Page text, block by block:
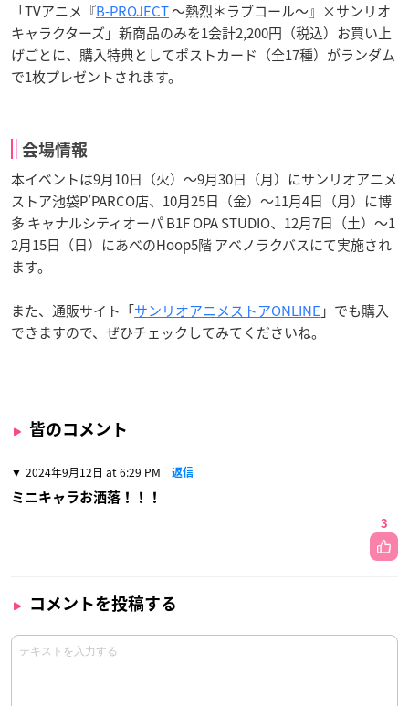
「TVアニメ『B-PROJECT～熱烈＊ラブコール～』×サンリオ
キャラクターズ」新商品のみを1会計2,200円（税込）お買い上
げごとに、購入特典としてポストカード（全17種）がランダム
で1枚プレゼントされます。
会場情報
本イベントは9月10日（火）～9月30日（月）にサンリオアニメ
ストア池袋P’PARCO店、10月25日（金）～11月4日（月）に博
多 キャナルシティオーパ B1F OPA STUDIO、12月7日（土）～1
2月15日（日）にあべのHoop5階 アベノラクバスにて実施され
ます。
また、通販サイト「サンリオアニメストアONLINE 」でも購入
できますので、ぜひチェックしてみてくださいね。
皆のコメント
2024年9月12日 at 6:29 PM 返信
ミニキャラお洒落！！！
3
コメントを投稿する